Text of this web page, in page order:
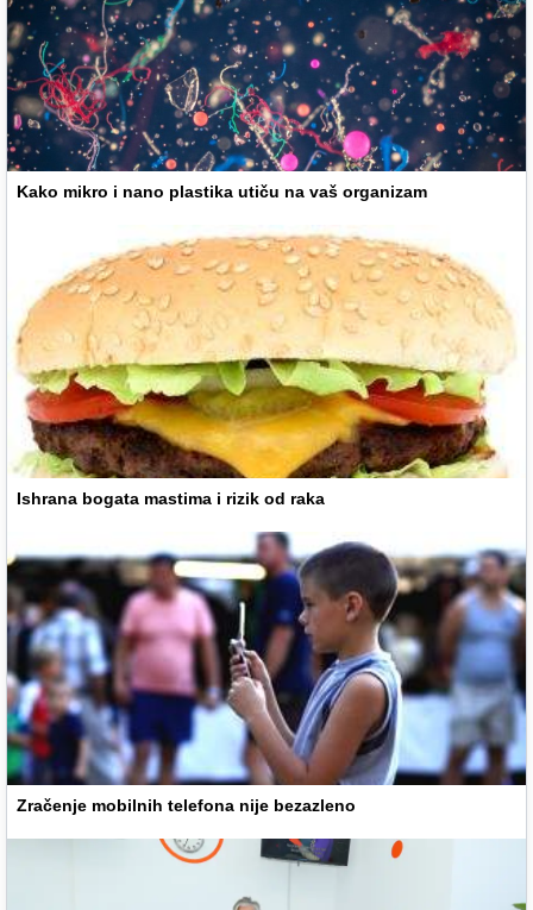
Kako mikro i nano plastika utiču na vaš organizam
Ishrana bogata mastima i rizik od raka
Zračenje mobilnih telefona nije bezazleno